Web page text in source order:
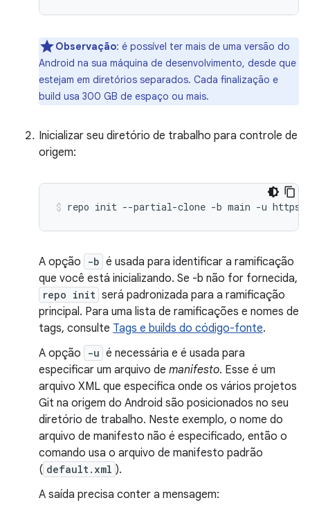
Observação: é possível ter mais de uma versão do
Android na sua máquina de desenvolvimento, desde que
estejam em diretórios separados. Cada finalização e
build usa 300 GB de espaço ou mais.
Inicializar seu diretório de trabalho para controle de
origem:
repo init --partial-clone -b main -u
A opção -b é usada para identificar a ramificação
que você está inicializando. Se -b não for fornecida,
repo init será padronizada para a ramificação
principal. Para uma lista de ramificações e nomes de
tags, consulte Tags e builds do código-fonte.
A opção
-u é necessária e é usada para
especificar um arquivo de manifesto. Esse é um
arquivo XML que especifica onde os vários projetos
Git na origem do Android são posicionados no seu
diretório de trabalho. Neste exemplo, o nome do
arquivo de manifesto não é especificado, então o
comando usa o arquivo de manifesto padrão
( default.xml ).
A saída precisa conter a mensagem: